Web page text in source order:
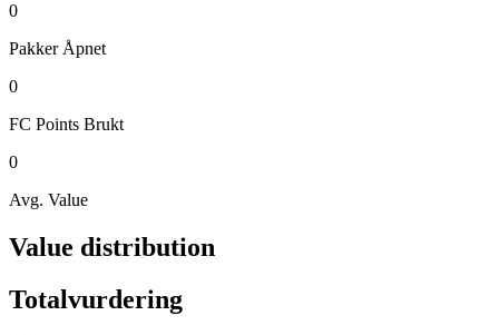
0
Pakker Åpnet
0
FC Points Brukt
0
Avg. Value
Value distribution
Totalvurdering